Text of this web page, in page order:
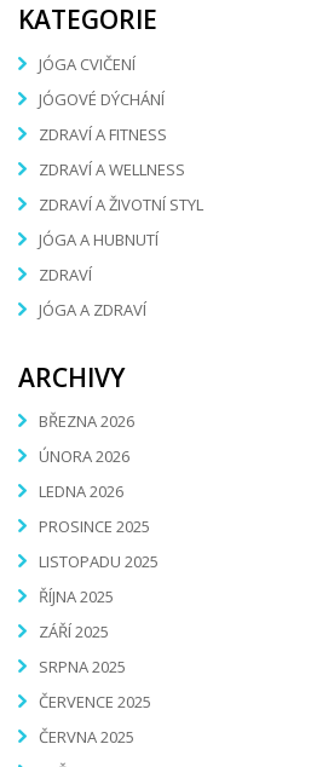
KATEGORIE
JÓGA CVIČENÍ
JÓGOVÉ DÝCHÁNÍ
ZDRAVÍ A FITNESS
ZDRAVÍ A WELLNESS
ZDRAVÍ A ŽIVOTNÍ STYL
JÓGA A HUBNUTÍ
ZDRAVÍ
JÓGA A ZDRAVÍ
ARCHIVY
BŘEZNA 2026
ÚNORA 2026
LEDNA 2026
PROSINCE 2025
LISTOPADU 2025
ŘÍJNA 2025
ZÁŘÍ 2025
SRPNA 2025
ČERVENCE 2025
ČERVNA 2025